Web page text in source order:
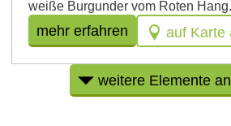
weiße Burgunder vom Roten
mehr erfahren auf Karte
weitere Elemente